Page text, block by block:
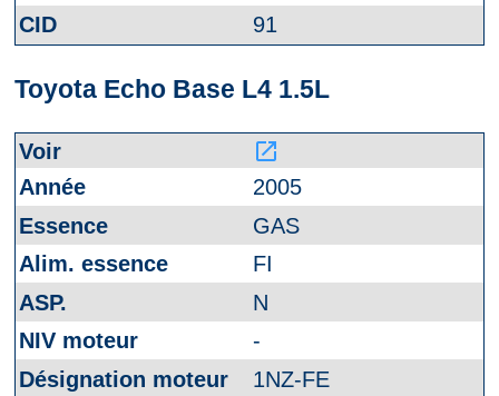
91
Toyota Echo Base L4 1.5L
launch
2005
GAS
FI
N
-
1NZ-FE